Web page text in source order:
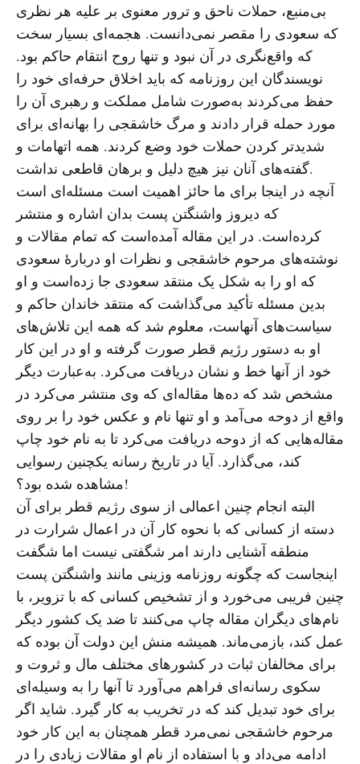
بی‌منبع، حملات ناحق و ترور معنوی بر علیه هر نظری
که سعودی را مقصر نمی‌دانست. هجمه‌ای بسیار سخت
که واقع‌نگری در آن نبود و تنها روح انتقام حاکم بود.
نویسندگان این روزنامه که باید اخلاق حرفه‌ای خود را
حفظ می‌کردند به‌صورت شامل مملکت و رهبری آن را
مورد حمله قرار دادند و مرگ خاشقجی را بهانه‌ای برای
شدیدتر کردن حملات خود وضع کردند. همه اتهامات و
گفته‌های آنان نیز هیچ دلیل و برهان قاطعی نداشت.
آنچه در اینجا برای ما حائز اهمیت است مسئله‌ای است
که دیروز واشنگتن پست بدان اشاره و منتشر
کرده‌است. در این مقاله آمده‌است که تمام مقالات و
نوشته‌های مرحوم خاشقجی و نظرات او دربارهٔ سعودی
که او را به شکل یک منتقد سعودی جا زده‌است و او
بدین مسئله تأکید می‌گذاشت که منتقد خاندان حاکم و
سیاست‌های آنهاست، معلوم شد که همه این تلاش‌های
او به دستور رژیم قطر صورت گرفته و او در این کار
خود از آنها خط و نشان دریافت می‌کرد. به‌عبارت دیگر
مشخص شد که ده‌ها مقاله‌ای که وی منتشر می‌کرد در
واقع از دوحه می‌آمد و او تنها نام و عکس خود را بر روی
مقاله‌هایی که از دوحه دریافت می‌کرد تا به نام خود چاپ
کند، می‌گذارد. آیا در تاریخ رسانه یکچنین رسوایی
مشاهده شده بود؟!
البته انجام چنین اعمالی از سوی رژیم قطر برای آن
دسته از کسانی که با نحوه کار آن در اعمال شرارت در
منطقه آشنایی دارند امر شگفتی نیست اما شگفت
اینجاست که چگونه روزنامه وزینی مانند واشنگتن پست
چنین فریبی می‌خورد و از تشخیص کسانی که با تزویر، با
نام‌های دیگران مقاله چاپ می‌کنند تا ضد یک کشور دیگر
عمل کند، بازمی‌ماند. همیشه منش این دولت آن بوده که
برای مخالفان ثبات در کشورهای مختلف مال و ثروت و
سکوی رسانه‌ای فراهم می‌آورد تا آنها را به وسیله‌ای
برای خود تبدیل کند که در تخریب به کار گیرد. شاید اگر
مرحوم خاشقجی نمی‌مرد قطر همچنان به این کار خود
ادامه می‌داد و با استفاده از نام او مقالات زیادی را در